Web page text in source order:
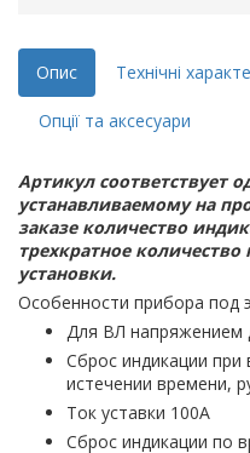
Опис Технічні
Опції та аксесуари
Артикул соответствует
устанавливаемому на
заказе количество
трехкратное
установки.
Особенности прибора под
Для ВЛ напряжением
Сброс индикации при
истечении времени,
Ток уставки 100А
Сброс индикации по